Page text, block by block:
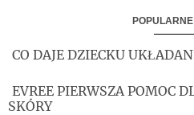
CO DAJE DZIECKU
EVREE PIERWSZA POMOC
SKÓRY